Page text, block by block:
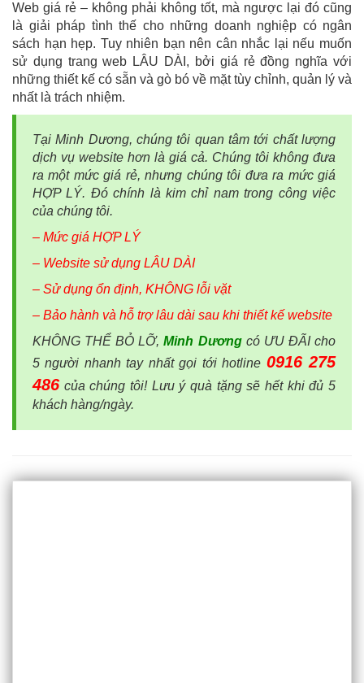
Web giá rẻ – không phải không tốt, mà ngược lại đó cũng
là giải pháp tình thế cho những doanh nghiệp có ngân
sách hạn hẹp. Tuy nhiên bạn nên cân nhắc lại nếu muốn
sử dụng trang web LÂU DÀI, bởi giá rẻ đồng nghĩa với
những thiết kế có sẵn và gò bó về mặt tùy chỉnh, quản lý và
nhất là trách nhiệm.
Tại Minh Dương, chúng tôi quan tâm tới chất lượng
dịch vụ website hơn là giá cả. Chúng tôi không đưa
ra một mức giá rẻ, nhưng chúng tôi đưa ra mức giá
HỢP LÝ. Đó chính là kim chỉ nam trong công việc
của chúng tôi.
– Mức giá HỢP LÝ
– Website sử dụng LÂU DÀI
– Sử dụng ổn định, KHÔNG lỗi vặt
– Bảo hành và hỗ trợ lâu dài sau khi thiết kế website
KHÔNG THỂ BỎ LỠ,Minh Dươngcó ƯU ĐÃI cho
5 người nhanh tay nhất gọi tới hotline 0916 275
486 của chúng tôi! Lưu ý quà tặng sẽ hết khi đủ 5
khách hàng/ngày.